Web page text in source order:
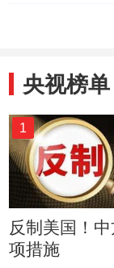
央视榜单
1
反制美国！
项措施